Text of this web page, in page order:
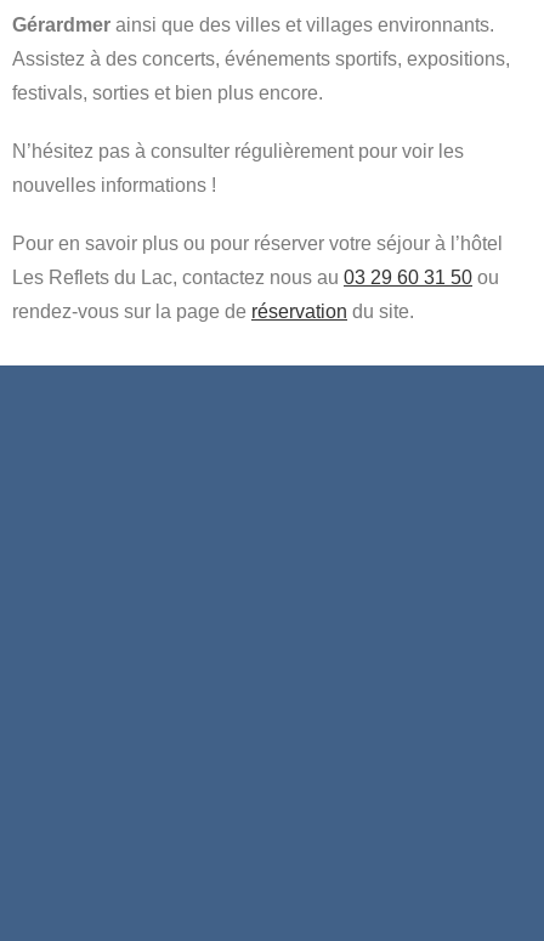
Gérardmer ainsi que des villes et villages environnants.
Assistez à des concerts, événements sportifs, expositions,
festivals, sorties et bien plus encore.
N’hésitez pas à consulter régulièrement pour voir les
nouvelles informations !
Pour en savoir plus ou pour réserver votre séjour à l’hôtel
Les Reflets du Lac, contactez nous au 03 29 60 31 50 ou
rendez-vous sur la page de réservation du site.